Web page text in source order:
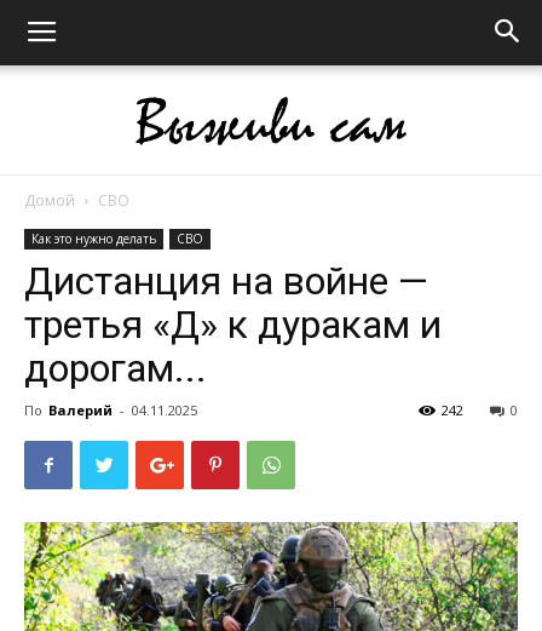
сам
Домой СВО
Как это нужно делать СВО
Дистанция на войне —
третья «Д» к дуракам и
дорогам...
По Валерий - 04.11.2025 0
242